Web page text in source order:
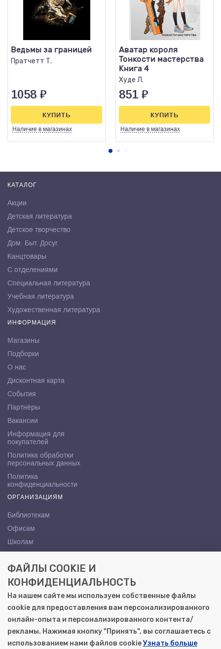
Ведьмы за границей
Пратчетт Т.
1058 ₽
Наличие в магазинах
КУПИТЬ
Аватар короля
Тонкости мастерства
Книга 4
Худе Л.
851 ₽
Наличие в магазинах
КУПИТЬ
КАТАЛОГ
Акции
Детская литература
Детское творчество
Дом. Быт. Досуг.
Канцтовары
С отделениями
Специальная литература
Учебная литература
Художественная литература
ИНФОРМАЦИЯ
Магазины
Подборки
О нас
Дисконтная карта
События
Партнёры
Вакансии
Информация для
покупателей
Политика обработки
персональных данных
Политика
конфиденциальности
ОРГАНИЗАЦИЯМ
Библиотекам
Офисам
Школам
КОНТАКТЫ
Саратов, ул. Осипова, 10А
+7 (8452) 72-65-65
gemera@moya-kniga.ru
ФАЙЛЫ COOKIE И
КОНФИДЕНЦИАЛЬНОСТЬ
На нашем сайте мы используем собственные файлы
cookie для предоставления вам персонализированного
онлайн-опыта и персонализированного контента/
рекламы. Нажимая кнопку "Принять", вы соглашаетесь с
использованием нами файлов cookieУзнать больше